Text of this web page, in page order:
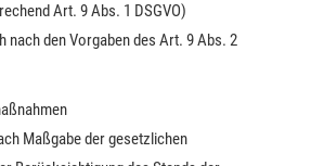
Art. 9 Abs. 1 DSGVO)
nach den Vorgaben des Art. 9 Abs. 2
Maßgabe der gesetzlichen